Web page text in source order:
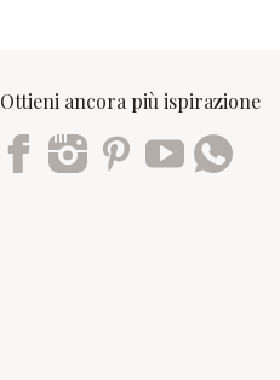
Ottieni ancora più ispirazione